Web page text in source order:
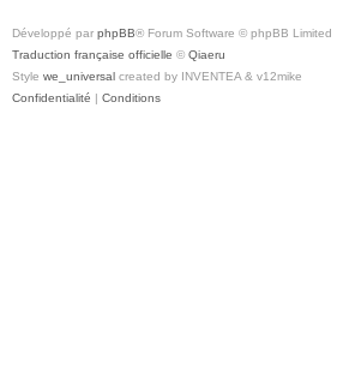
Développé par phpBB® Forum Software © phpBB Limited
Traduction française officielle © Qiaeru
Style we_universal created by INVENTEA & v12mike
Confidentialité | Conditions